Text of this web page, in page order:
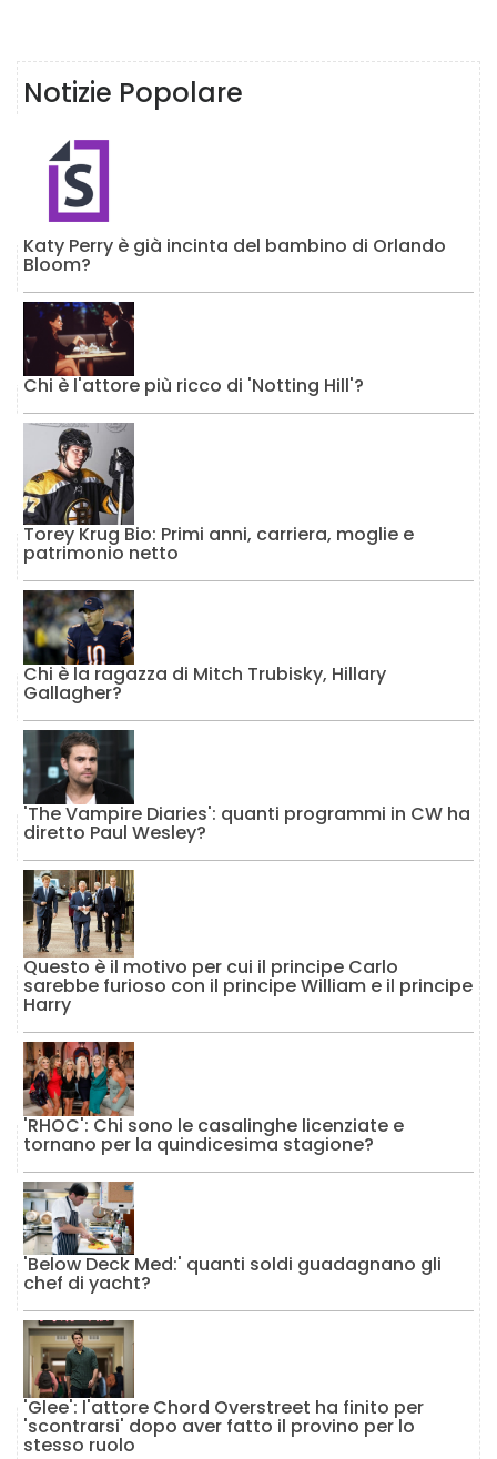
Notizie Popolare
Katy Perry è già incinta del bambino di Orlando
Bloom?
Chi è l'attore più ricco di 'Notting Hill'?
Torey Krug Bio: Primi anni, carriera, moglie e
patrimonio netto
Chi è la ragazza di Mitch Trubisky, Hillary
Gallagher?
'The Vampire Diaries': quanti programmi in CW ha
diretto Paul Wesley?
Questo è il motivo per cui il principe Carlo
sarebbe furioso con il principe William e il principe
Harry
'RHOC': Chi sono le casalinghe licenziate e
tornano per la quindicesima stagione?
'Below Deck Med:' quanti soldi guadagnano gli
chef di yacht?
'Glee': l'attore Chord Overstreet ha finito per
'scontrarsi' dopo aver fatto il provino per lo
stesso ruolo